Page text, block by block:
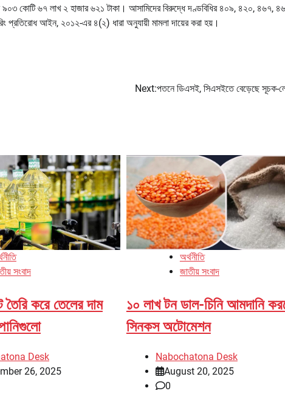
৯০৩ কোটি ৬৭ লাখ ২ হাজার ৬২১ টাকা। আসামিদের বিরুদ্ধে দণ্ডবিধির ৪০৯, ৪২০, ৪৬৭,
প্রতিরোধ আইন, ২০১২-এর ৪(২) ধারা অনুযায়ী মামলা দায়ের করা হয়।
Next:পতনে ডিএসই, সিএসইতে বেড়েছে সূচক-
সংবাদ
করে তেলের দাম
Desk
26, 2025
অর্থনীতি
জাতীয় সংবাদ
১০ লাখ টন ডাল-চিনি আমদানি
সিনকস অটোমেশন
Nabochatona Desk
August 20, 2025
0